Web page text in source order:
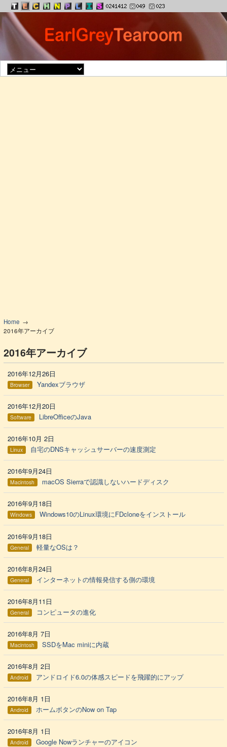
Home
2016年アーカイブ
2016年アーカイブ
2016年12月26日
Browser Yandexブラウザ
2016年12月20日
Software LibreOfficeのJava
2016年10月 2日
Linux 自宅のDNSキャッシュサーバーの速度測定
2016年9月24日
Macintosh macOS Sierraで認識しないハードディスク
2016年9月18日
Windows Windows10のLinux環境にFDcloneをインストール
2016年9月18日
General 軽量なOSは？
2016年8月24日
General インターネットの情報発信する側の環境
2016年8月11日
General コンピュータの進化
2016年8月 7日
Macintosh SSDをMac miniに内蔵
2016年8月 2日
Android アンドロイド6.0の体感スピードを飛躍的にアップ
2016年8月 1日
Android ホームボタンのNow on Tap
2016年8月 1日
Android Google Nowランチャーのアイコン